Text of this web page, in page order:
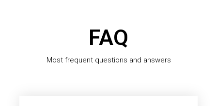
FAQ
Most frequent questions and answers